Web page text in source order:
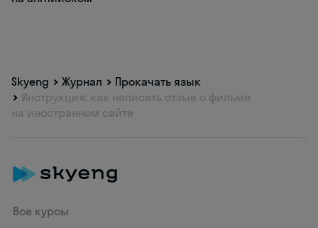
Skyeng Журнал
Прокачать язык
Инструкция: как написать отзыв о фильме
на иностранном сайте
Все курсы